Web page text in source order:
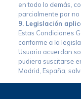
en todo lo demás,
parcialmente por no
9. Legislación
Estas Condiciones
conforme a la
Usuario acuerdan
pudiera suscitarse
Madrid, España,